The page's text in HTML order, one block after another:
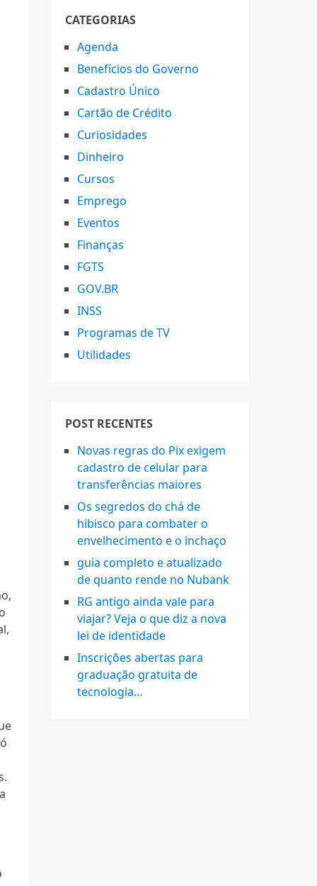
CATEGORIAS
Agenda
Benefícios do Governo
Cadastro Único
Cartão de Crédito
Curiosidades
Dinheiro
Cursos
Emprego
Eventos
Finanças
FGTS
GOV.BR
INSS
Programas de TV
Utilidades
POST RECENTES
Novas regras do Pix exigem
cadastro de celular para
transferências maiores
Os segredos do chá de
hibisco para combater o
envelhecimento e o inchaço
guia completo e atualizado
de quanto rende no Nubank
RG antigo ainda vale para
viajar? Veja o que diz a nova
lei de identidade
Inscrições abertas para
graduação gratuita de
tecnologia…